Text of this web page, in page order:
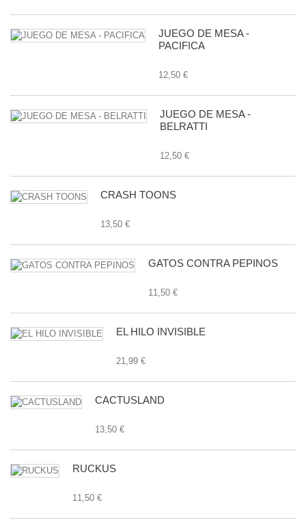
JUEGO DE MESA -
PACIFICA
12,50 €
JUEGO DE MESA -
BELRATTI
12,50 €
CRASH TOONS
13,50 €
GATOS CONTRA PEPINOS
11,50 €
EL HILO INVISIBLE
21,99 €
CACTUSLAND
13,50 €
RUCKUS
11,50 €